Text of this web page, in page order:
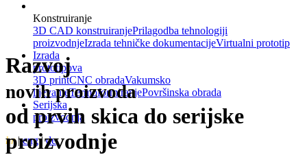
Konstruiranje
3D CAD konstruiranjePrilagodba tehnologiji
proizvodnjeIzrada tehničke dokumentacijeVirtualni prototip
Izrada
prototipova
3D printCNC obradaVakumsko
lijevanjeTermoformiranjePovršinska obrada
Serijska
proizvodnja
hr|eng|de
Razvoj
novih proizvoda
od prvih skica do serijske
proizvodnje